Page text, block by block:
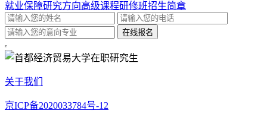
就业保障研究方向高级课程研修班招生简章
关于我们
京ICP备2020033784号-12